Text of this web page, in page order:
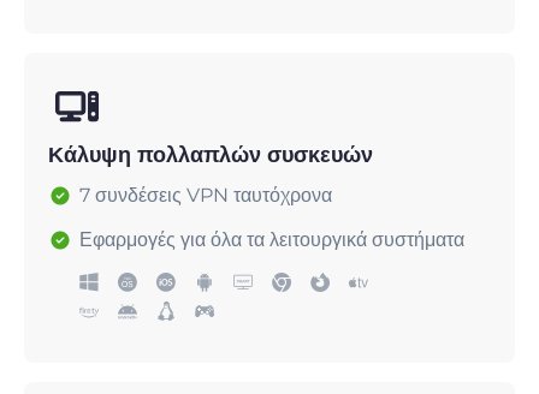
Κάλυψη πολλαπλών συσκευών
7 συνδέσεις VPN ταυτόχρονα
Εφαρμογές για όλα τα λειτουργικά συστήματα